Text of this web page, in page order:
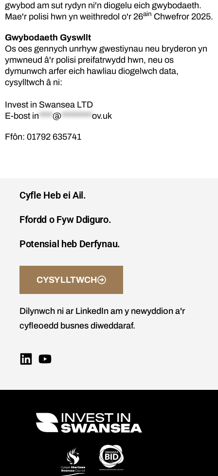
gwybod am sut rydyn ni'n diogelu eich gwybodaeth.
Mae'r polisi hwn yn weithredol o'r 26ain Chwefror 2025.
Gwybodaeth Gyswllt
Os oes gennych unrhyw gwestiynau neu bryderon yn
ymwneud â'r polisi preifatrwydd hwn, neu os
dymunwch arfer eich hawliau diogelwch data,
cysylltwch â ni:
Invest in Swansea LTD
E-bost in****@*********ov.uk
Ffôn: 01792 635741
Cyfle Heb ei Ail.
Ffordd o Fyw Ddiguro.
Potensial heb Derfynau.
CYSYLLTWCH
Dilynwch ni ar LinkedIn am y newyddion a'r
cyfleoedd busnes diweddaraf.